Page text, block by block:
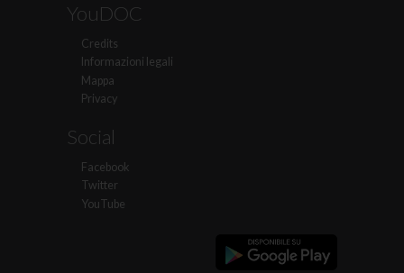
YouDOC
Credits
Informazioni legali
Mappa
Privacy
Social
Facebook
Twitter
YouTube